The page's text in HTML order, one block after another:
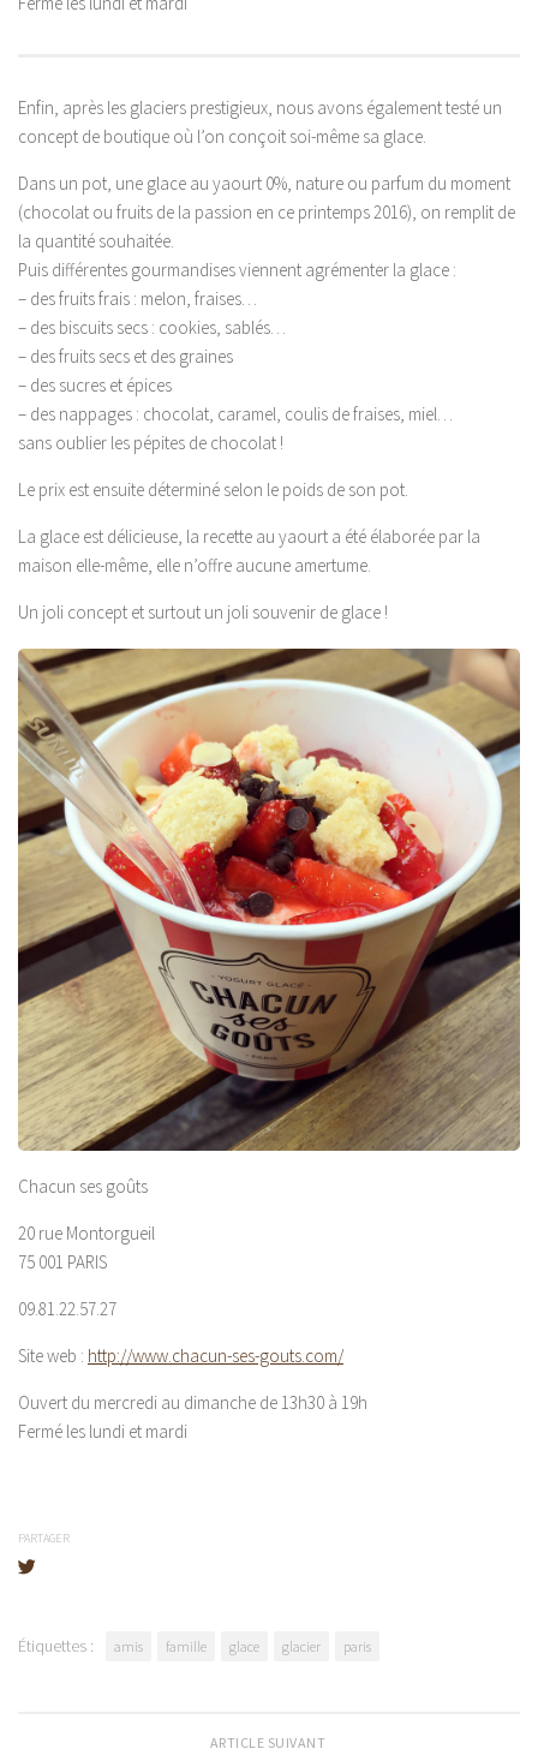
Enfin, après les glaciers prestigieux, nous avons également testé un
concept de boutique où l’on conçoit soi-même sa glace.
Dans un pot, une glace au yaourt 0%, nature ou parfum du moment
(chocolat ou fruits de la passion en ce printemps 2016), on remplit de
la quantité souhaitée.
Puis différentes gourmandises viennent agrémenter la glace :
– des fruits frais : melon, fraises…
– des biscuits secs : cookies, sablés…
– des fruits secs et des graines
– des sucres et épices
– des nappages : chocolat, caramel, coulis de fraises, miel…
sans oublier les pépites de chocolat !
Le prix est ensuite déterminé selon le poids de son pot.
La glace est délicieuse, la recette au yaourt a été élaborée par la
maison elle-même, elle n’offre aucune amertume.
Un joli concept et surtout un joli souvenir de glace !
Chacun ses goûts
20 rue Montorgueil
75 001 PARIS
09.81.22.57.27
Site web : http://www.chacun-ses-gouts.com/
Ouvert du mercredi au dimanche de 13h30 à 19h
Fermé les lundi et mardi
PARTAGER
Étiquettes : amis famille glace glacier paris
ARTICLE SUIVANT